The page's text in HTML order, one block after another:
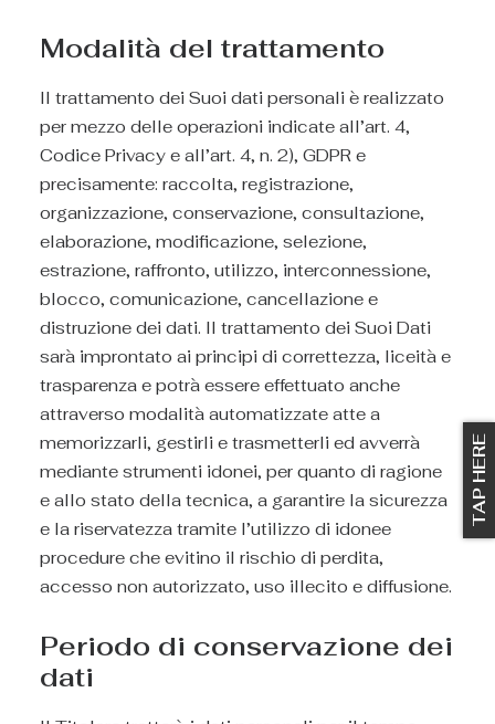
Modalità del trattamento
Il trattamento dei Suoi dati personali è realizzato
per mezzo delle operazioni indicate all’art. 4,
Codice Privacy e all’art. 4, n. 2), GDPR e
precisamente: raccolta, registrazione,
organizzazione, conservazione, consultazione,
elaborazione, modificazione, selezione,
estrazione, raffronto, utilizzo, interconnessione,
blocco, comunicazione, cancellazione e
distruzione dei dati. Il trattamento dei Suoi Dati
sarà improntato ai principi di correttezza, liceità e
trasparenza e potrà essere effettuato anche
attraverso modalità automatizzate atte a
memorizzarli, gestirli e trasmetterli ed avverrà
mediante strumenti idonei, per quanto di ragione
e allo stato della tecnica, a garantire la sicurezza
e la riservatezza tramite l’utilizzo di idonee
procedure che evitino il rischio di perdita,
accesso non autorizzato, uso illecito e diffusione.
Periodo di conservazione dei
dati
TAP HERE